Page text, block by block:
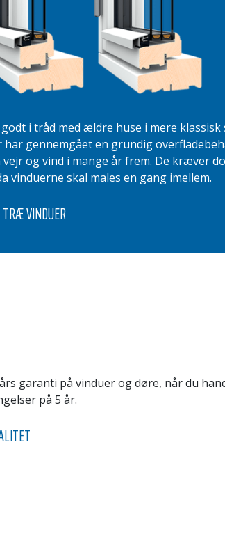
i tråd med ældre huse i mere klassisk
har gennemgået en grundig
vejr og vind i mange år frem. De kræver
vinduerne skal males en gang imellem.
VINDUER
garanti på vinduer og døre, når du
på 5 år.